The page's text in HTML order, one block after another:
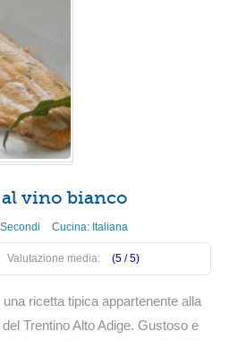
vino bianco
Secondi Cucina: Italiana
Valutazione media: (5 /5)
ricetta tipica appartenente alla
Trentino Alto Adige. Gustoso e